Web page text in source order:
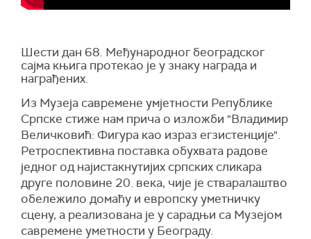
Шести дан 68. Међународног београдског
сајма књига протекао је у знаку награда и
награђених.
Из Музеја савремене умјетности Републике
Српске стиже нам прича о изложби "Владимир
Величковић: Фигура као израз егзистенције".
Ретроспективна поставка обухвата радове
једног од најистакнутијих српских сликара
друге половине 20. века, чије је стваралаштво
обележило домаћу и европску уметничку
сцену, а реализована је у сарадњи са Музејом
савремене уметности у Београду.